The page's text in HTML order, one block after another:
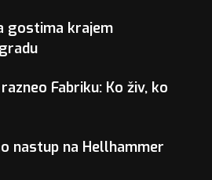
gostima krajem
Fabriku: Ko živ, ko
nastup na Hellhammer